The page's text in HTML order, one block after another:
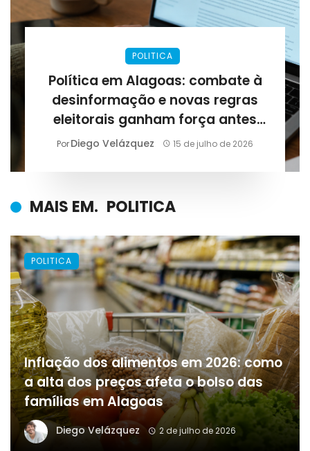
POLITICA
Política em Alagoas: combate à
desinformação e novas regras
eleitorais ganham força antes
das eleições de 2026
PorDiego Velázquez 15 de julho de 2026
MAIS EM. POLITICA
Inflação dos alimentos em 2026: como
a alta dos preços afeta o bolso das
famílias em Alagoas
Diego Velázquez 2 de julho de 2026
POLITICA